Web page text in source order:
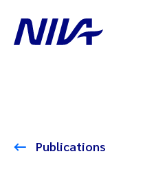
Publications